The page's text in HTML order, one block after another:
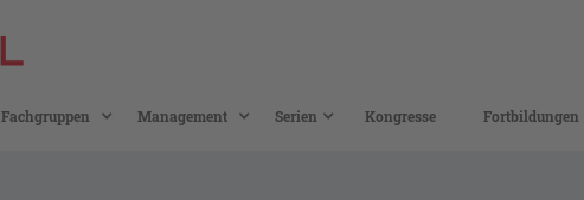
Fachgruppen Management Serien Kongresse Fortbildungen